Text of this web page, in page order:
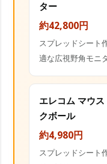
ター
約42,800円
スプレッドシート
適な広視野角モニ
エレコム マウス
クボール
約4,980円
スプレッドシート